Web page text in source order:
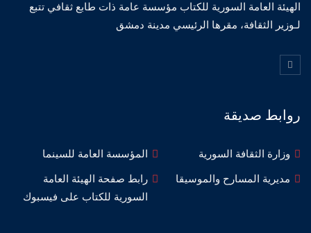
الهيئة العامة السورية للكتاب مؤسسة عامة ذات طابع ثقافي تتبع
لـوزير الثقافة، مقرها الرئيسي مدينة دمشق
روابط صديقة
وزارة الثقافة السورية
المؤسسة العامة للسينما
مديرية المسارح والموسيقا
رابط صفحة الهيئة العامة
السورية للكتاب على فيسبوك